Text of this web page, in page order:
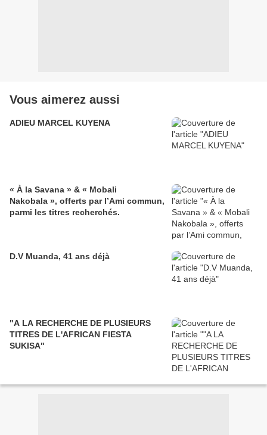
Vous aimerez aussi
ADIEU MARCEL KUYENA
« À la Savana » & « Mobali
Nakobala », offerts par l’Ami commun,
parmi les titres recherchés.
D.V Muanda, 41 ans déjà
"A LA RECHERCHE DE PLUSIEURS
TITRES DE L'AFRICAN FIESTA
SUKISA"